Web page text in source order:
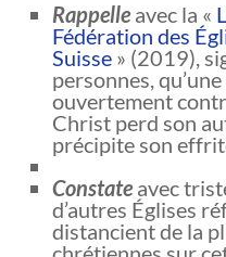
Rappelle avec la «
Fédération des
Suisse » (2019),
personnes,
ouvertement
Christ perd son
précipite son
Constate avec
d’autres Églises
distancient de la